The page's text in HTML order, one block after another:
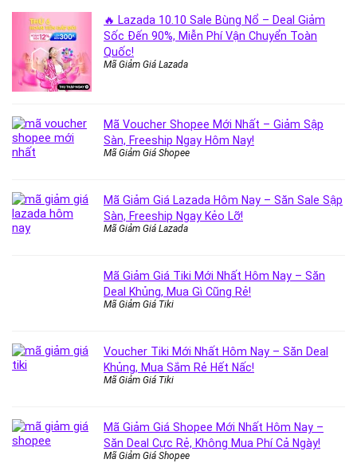
🔥 Lazada 10.10 Sale Bùng Nổ – Deal Giảm
Sốc Đến 90%, Miễn Phí Vận Chuyển Toàn
Quốc!
Mã Giảm Giá Lazada
Mã Voucher Shopee Mới Nhất – Giảm Sập
Sàn, Freeship Ngay Hôm Nay!
Mã Giảm Giá Shopee
Mã Giảm Giá Lazada Hôm Nay – Săn Sale Sập
Sàn, Freeship Ngay Kẻo Lỡ!
Mã Giảm Giá Lazada
Mã Giảm Giá Tiki Mới Nhất Hôm Nay – Săn
Deal Khủng, Mua Gì Cũng Rẻ!
Mã Giảm Giá Tiki
Voucher Tiki Mới Nhất Hôm Nay – Săn Deal
Khủng, Mua Sắm Rẻ Hết Nấc!
Mã Giảm Giá Tiki
Mã Giảm Giá Shopee Mới Nhất Hôm Nay –
Săn Deal Cực Rẻ, Không Mua Phí Cả Ngày!
Mã Giảm Giá Shopee